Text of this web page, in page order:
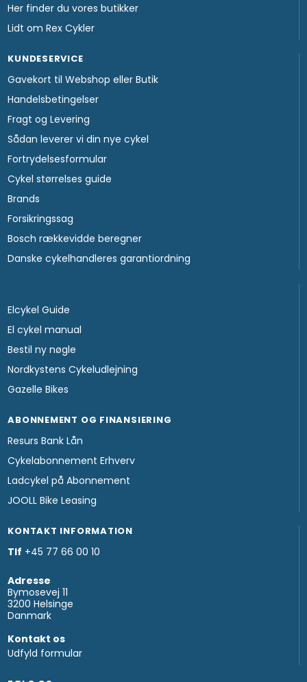
Her finder du vores butikker
Lidt om Rex Cykler
KUNDESERVICE
Gavekort til Webshop eller Butik
Handelsbetingelser
Fragt og Levering
Sådan leverer vi din nye cykel
Fortrydelsesformular
Cykel størrelses guide
Brands
Forsikringssag
Bosch rækkevidde beregner
Danske cykelhandleres garantiordning
Elcykel Guide
El cykel manual
Bestil ny nøgle
Nordkystens Cykeludlejning
Gazelle Bikes
ABONNEMENT OG FINANSIERING
Resurs Bank Lån
Cykelabonnement Erhverv
Ladcykel på Abonnement
JOOLL Bike Leasing
KONTAKT INFORMATION
Tlf +45 77 66 00 10
Adresse
Bymosevej 11
3200 Helsinge
Danmark
Kontakt os
Udfyld formular